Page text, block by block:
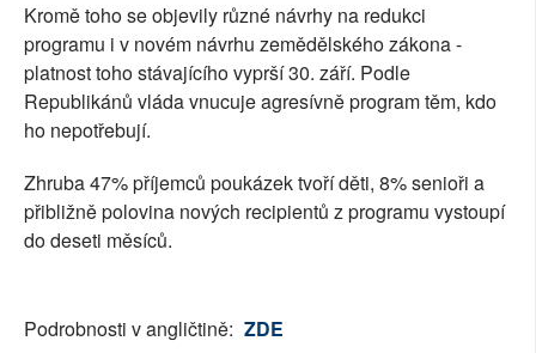
Kromě toho se objevily různé návrhy na redukci
programu i v novém návrhu zemědělského zákona -
platnost toho stávajícího vyprší 30. září. Podle
Republikánů vláda vnucuje agresívně program těm, kdo
ho nepotřebují.
Zhruba 47% příjemců poukázek tvoří děti, 8% senioři a
přibližně polovina nových recipientů z programu vystoupí
do deseti měsíců.
Podrobnosti v angličtině: ZDE